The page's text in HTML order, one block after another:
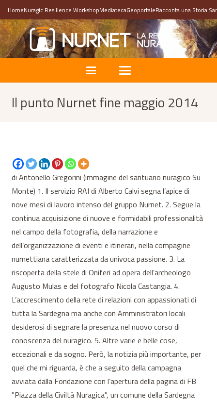
HomeNuragic Resilience WorkshopMediatecaGeoportaleRacconta una Storia
Il punto Nurnet fine maggio 2014
di Antonello Gregorini (immagine del santuario nuragico Su
Monte) 1. Il servizio RAI di Alberto Calvi segna l’apice di
nove mesi di lavoro intenso del gruppo Nurnet. 2. Segue la
continua acquisizione di nuove e formidabili professionalità
nel campo della fotografia, della narrazione e
dell’organizzazione di eventi e itinerari, nella compagine
nurnettiana caratterizzata da univoca passione. 3. La
riscoperta della stele di Oniferi ad opera dell’archeologo
Augusto Mulas e del fotografo Nicola Castangia. 4.
L’accrescimento della rete di relazioni con appassionati di
tutta la Sardegna ma anche con Amministratori locali
desiderosi di segnare la presenza nel nuovo corso di
conoscenza del nuragico. 5. Altre varie e belle cose,
eccezionali e da sogno. Però, la notizia più importante, per
quel che mi riguarda, è che a seguito della campagna
avviata dalla Fondazione con l’apertura della pagina di FB
"Piazza della Civiltà Nuragica", un comune della Sardegna